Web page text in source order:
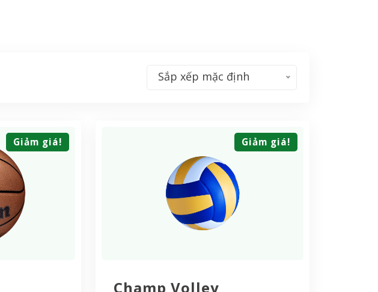
Sắp xếp mặc định
Giảm giá! Giảm giá!
Champ Volley